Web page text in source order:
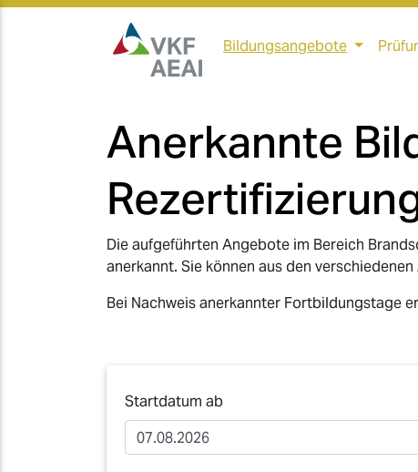
Bildungsangebote
Anerkannte
Die aufgeführten Angebote im Bereich
anerkannt. Sie können aus den
Bei Nachweis anerkannter Fortbildungstage
Startdatum ab